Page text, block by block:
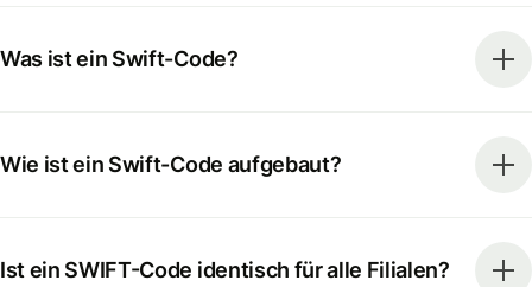
Was ist ein Swift-Code?
Wie ist ein Swift-Code aufgebaut?
Ist ein SWIFT-Code identisch für alle Filialen?